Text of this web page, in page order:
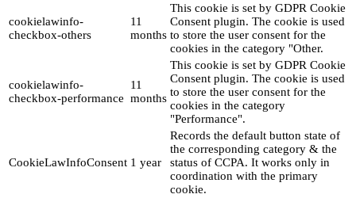
cookielawinfo-
checkbox-others
11
months
This cookie is set by GDPR Cookie
Consent plugin. The cookie is used
to store the user consent for the
cookies in the category "Other.
cookielawinfo-
checkbox-performance
11
months
This cookie is set by GDPR Cookie
Consent plugin. The cookie is used
to store the user consent for the
cookies in the category
"Performance".
CookieLawInfoConsent 1 year
Records the default button state of
the corresponding category & the
status of CCPA. It works only in
coordination with the primary
cookie.